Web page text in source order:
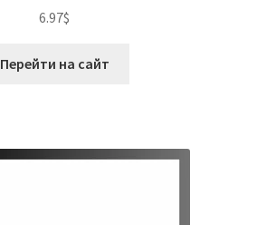
6.97$
Перейти на сайт